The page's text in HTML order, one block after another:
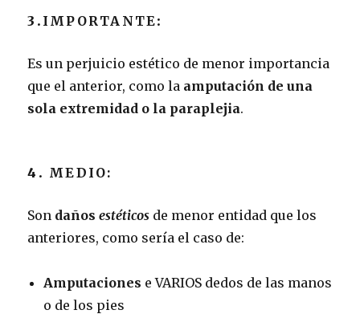
3. IMPORTANTE:
Es un perjuicio estético de menor importancia
que el anterior, como la amputación de una
sola extremidad o la paraplejia.
4. MEDIO:
Son dañosestéticos de menor entidad que los
anteriores, como sería el caso de:
Amputaciones e VARIOS dedos de las manos
o de los pies